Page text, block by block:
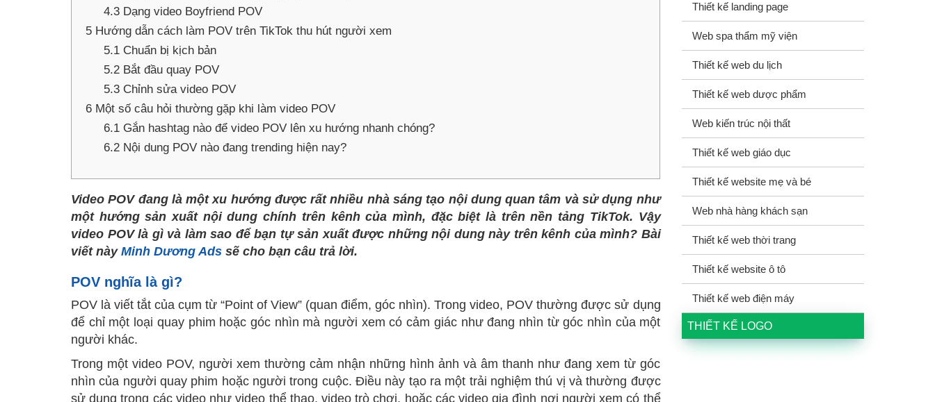
4.3Dạng video Boyfriend POV
5 Hướng dẫn cách làm POV trên TikTok thu hút người xem
5.1Chuẩn bị kịch bản
5.2Bắt đầu quay POV
5.3Chỉnh sửa video POV
6 Một số câu hỏi thường gặp khi làm video POV
6.1Gắn hashtag nào để video POV lên xu hướng nhanh chóng?
6.2Nội dung POV nào đang trending hiện nay?
Video POV đang là một xu hướng được rất nhiều nhà sáng tạo nội dung quan tâm và sử dụng như
một hướng sản xuất nội dung chính trên kênh của mình, đặc biệt là trên nền tảng TikTok. Vậy
video POV là gì và làm sao để bạn tự sản xuất được những nội dung này trên kênh của mình? Bài
viết này Minh Dương Ads sẽ cho bạn câu trả lời.
POV nghĩa là gì?
POV là viết tắt của cụm từ “Point of View” (quan điểm, góc nhìn). Trong video, POV thường được sử dụng
để chỉ một loại quay phim hoặc góc nhìn mà người xem có cảm giác như đang nhìn từ góc nhìn của một
người khác.
Trong một video POV, người xem thường cảm nhận những hình ảnh và âm thanh như đang xem từ góc
nhìn của người quay phim hoặc người trong cuộc. Điều này tạo ra một trải nghiệm thú vị và thường được
sử dụng trong các video như video thể thao, video trò chơi, hoặc các video gia đình nơi người xem có thể
Thiết kế landing page
Web spa thẩm mỹ viện
Thiết kế web du lịch
Thiết kế web dược phẩm
Web kiến trúc nội thất
Thiết kế web giáo dục
Thiết kế website mẹ và bé
Web nhà hàng khách sạn
Thiết kế web thời trang
Thiết kế website ô tô
Thiết kế web điện máy
THIẾT KẾ LOGO